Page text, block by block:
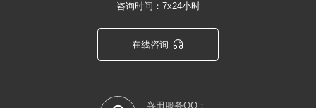
咨询时间：7x24小时
在线咨询 
兴田服务QQ：